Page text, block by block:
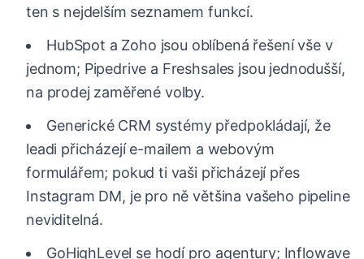
ten s nejdelším seznamem funkcí.
HubSpot a Zoho jsou oblíbená řešení vše v
jednom; Pipedrive a Freshsales jsou jednodušší,
na prodej zaměřené volby.
Generické CRM systémy předpokládají, že
leadi přicházejí e-mailem a webovým
formulářem; pokud ti vaši přicházejí přes
Instagram DM, je pro ně většina vašeho pipeline
neviditelná.
GoHighLevel se hodí pro agentury; Inflowave